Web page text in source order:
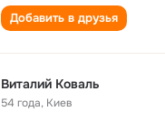
Добавить в друзья
Виталий Коваль
54 года, Киев